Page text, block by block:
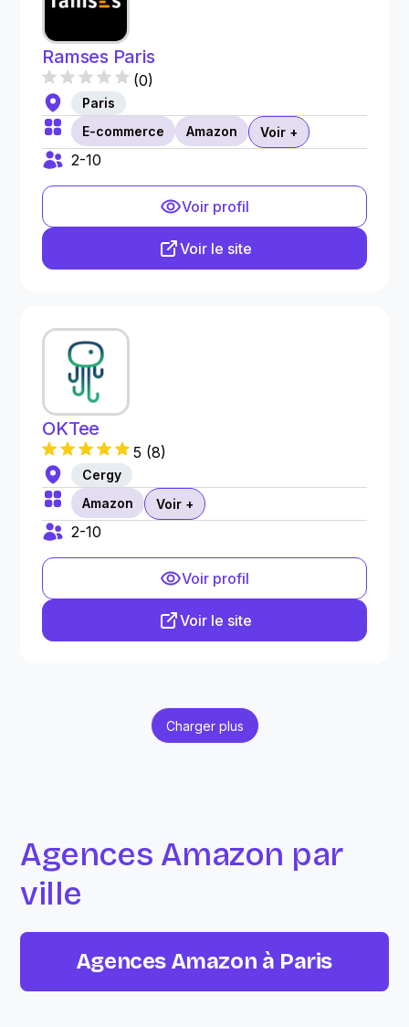
Ramses Paris
(0)
Paris
E-commerce
Amazon Voir +
2-10
Voir profil
Voir le site
OKTee
5 (8)
Cergy
Amazon
Voir +
2-10
Voir profil
Voir le site
Charger plus
Agences Amazon par
ville
Agences Amazon à Paris